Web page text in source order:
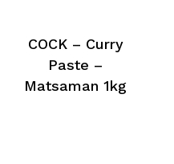
COCK – Curry
Paste –
Matsaman 1kg